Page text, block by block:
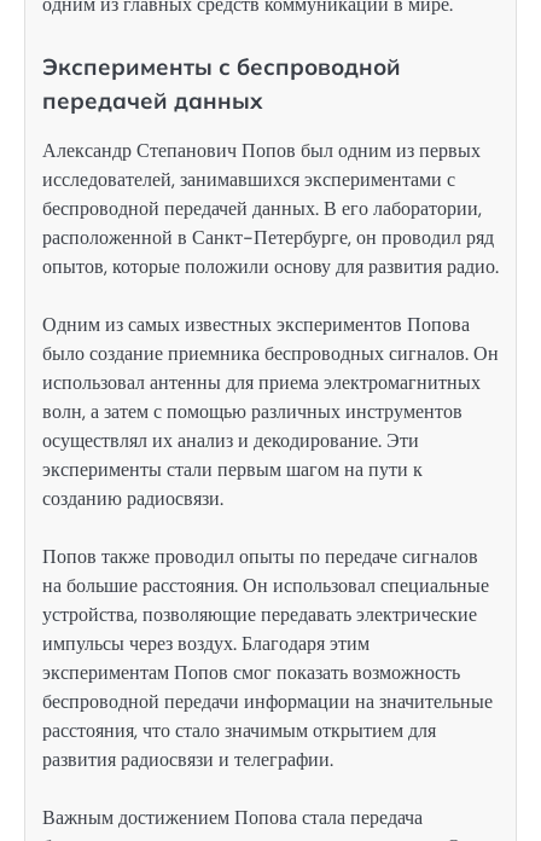
Эксперименты с беспроводной
передачей данных
Александр Степанович Попов был одним из первых
исследователей, занимавшихся экспериментами с
беспроводной передачей данных. В его лаборатории,
расположенной в Санкт-Петербурге, он проводил ряд
опытов, которые положили основу для развития радио.
Одним из самых известных экспериментов Попова
было создание приемника беспроводных сигналов. Он
использовал антенны для приема электромагнитных
волн, а затем с помощью различных инструментов
осуществлял их анализ и декодирование. Эти
эксперименты стали первым шагом на пути к
созданию радиосвязи.
Попов также проводил опыты по передаче сигналов
на большие расстояния. Он использовал специальные
устройства, позволяющие передавать электрические
импульсы через воздух. Благодаря этим
экспериментам Попов смог показать возможность
беспроводной передачи информации на значительные
расстояния, что стало значимым открытием для
развития радиосвязи и телеграфии.
Важным достижением Попова стала передача